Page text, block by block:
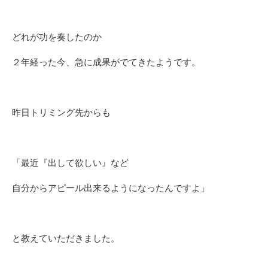
どれが功を奏したのか
２年経った今、急に成果がでてきたようです。
昨日トリミング先からも
「最近『出して欲しい』など
自分からアピール出来るようになったんですよ」
と教えていただきました。